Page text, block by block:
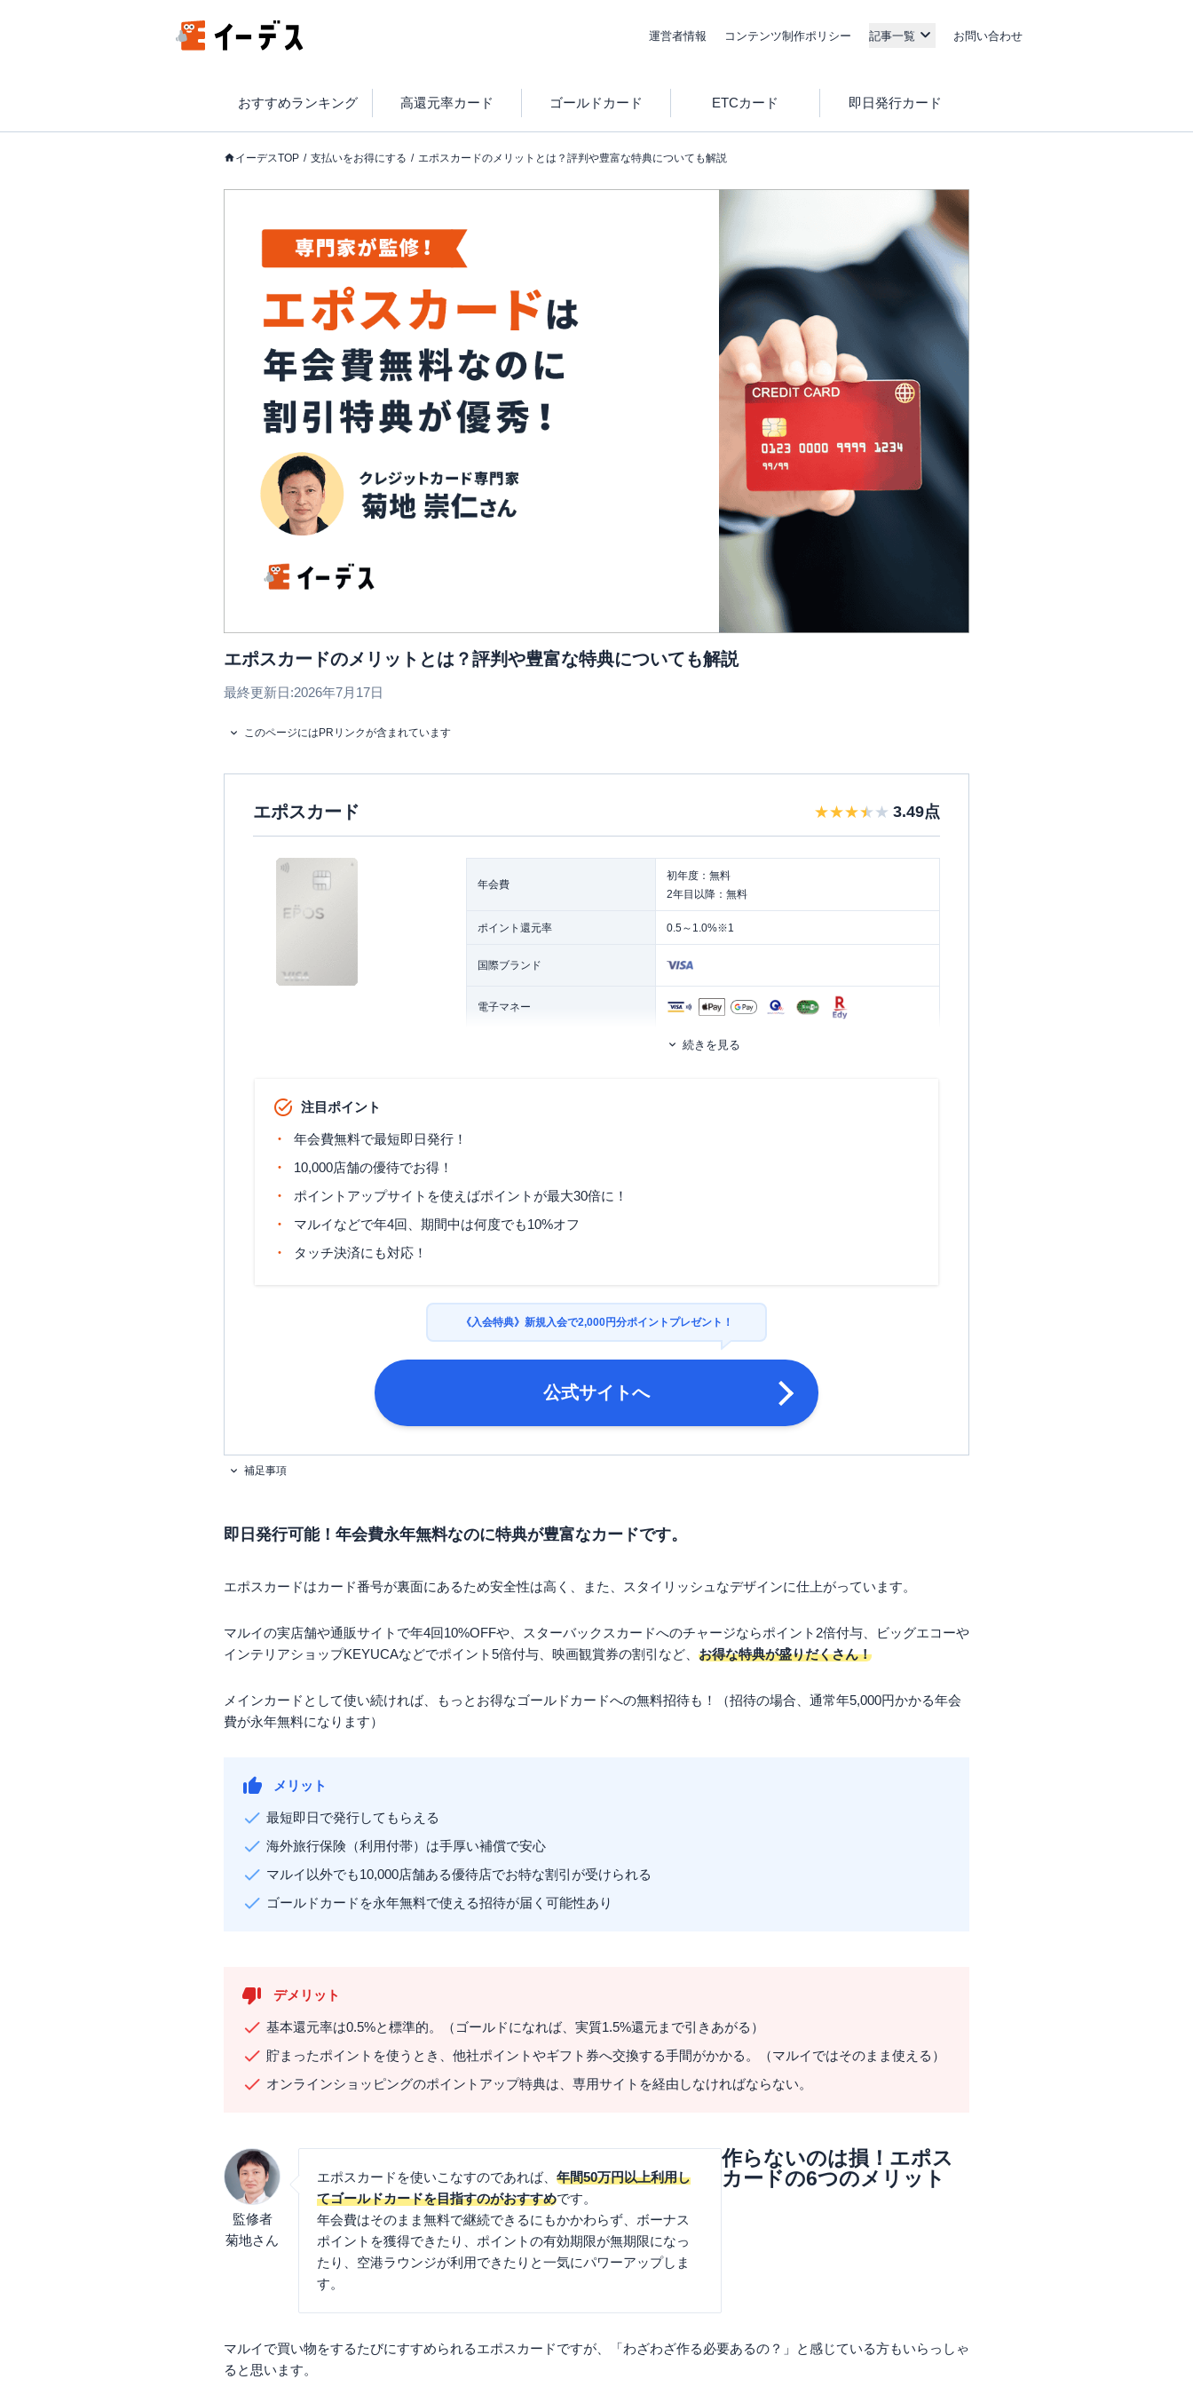
運営者情報 コンテンツ制作ポリシー 記事一覧 お問い合わせ
おすすめランキング 高還元率カード ゴールドカード ETCカード 即日発行カード
イーデスTOP 支払いをお得にする エポスカードのメリットとは？評判や豊富な特典についても解説
エポスカードのメリットとは？評判や豊富な特典についても解説
最終更新日:2026年7月17日
このページにはPRリンクが含まれています
エポスカード 3.49点
年会費
初年度：無料
2年目以降：無料
ポイント還元率 0.5～1.0%※1
国際ブランド
電子マネー
ネット申し込みで最短即日 ※2
旅行傷害保険 海外旅行傷害保険
締め日：毎月4日または27日・支払日：毎月4日または
27日 ※支払日によって締め日が異なる
満18歳以上（高校生を除く）で日本国内に居住してい
続きを見る
注目ポイント
年会費無料で最短即日発行！
10,000店舗の優待でお得！
ポイントアップサイトを使えばポイントが最大30倍に！
マルイなどで年4回、期間中は何度でも10%オフ
タッチ決済にも対応！
《入会特典》新規入会で2,000円分ポイントプレゼント！
公式サイトへ
補足事項
即日発行可能！年会費永年無料なのに特典が豊富なカードです。
エポスカードはカード番号が裏面にあるため安全性は高く、また、スタイリッシュなデザインに仕上がっています。
マルイの実店舗や通販サイトで年4回10%OFFや、スターバックスカードへのチャージならポイント2倍付与、ビッグエコーや
インテリアショップKEYUCAなどでポイント5倍付与、映画観賞券の割引など、 お得な特典が盛りだくさん！
メインカードとして使い続ければ、もっとお得なゴールドカードへの無料招待も！（招待の場合、通常年5,000円かかる年会
費が永年無料になります）
メリット
最短即日で発行してもらえる
海外旅行保険（利用付帯）は手厚い補償で安心
マルイ以外でも10,000店舗ある優待店でお特な割引が受けられる
ゴールドカードを永年無料で使える招待が届く可能性あり
デメリット
基本還元率は0.5%と標準的。（ゴールドになれば、実質1.5%還元まで引きあがる）
貯まったポイントを使うとき、他社ポイントやギフト券へ交換する手間がかかる。（マルイではそのまま使える）
オンラインショッピングのポイントアップ特典は、専用サイトを経由しなければならない。
監修者
菊地さん
エポスカードを使いこなすのであれば、 年間50万円以上利用し
てゴールドカードを目指すのがおすすめです。
年会費はそのまま無料で継続できるにもかかわらず、ボーナス
ポイントを獲得できたり、ポイントの有効期限が無期限になっ
たり、空港ラウンジが利用できたりと一気にパワーアップしま
す。
作らないのは損！エポス
カードの6つのメリット
マルイで買い物をするたびにすすめられるエポスカードですが、「わざわざ作る必要あるの？」と感じている方もいらっしゃ
ると思います。